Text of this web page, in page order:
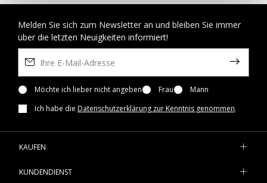
Melden Sie sich zum Newsletter an und bleiben Sie immer
über die letzten Neuigkeiten informiert!
Möchte ich lieber nicht angeben Frau
Mann
Ich habe die Datenschutzerklärung zur Kenntnis genommen.
KAUFEN
KUNDENDIENST